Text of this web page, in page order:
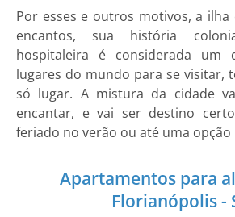
Por esses e outros motivos, a ilha
encantos, sua história
hospitaleira é considerada um
lugares do mundo para se visitar,
só lugar. A mistura da cidade
encantar, e vai ser destino
feriado no verão ou até uma
Apartamentos para
Florianópolis -